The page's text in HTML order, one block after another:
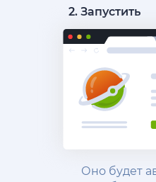
2. Запустить
Оно будет